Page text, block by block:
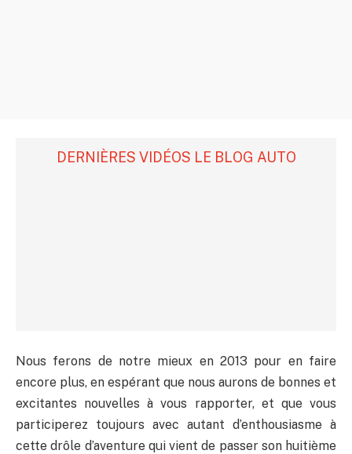
DERNIÈRES VIDÉOS LE BLOG AUTO
Nous ferons de notre mieux en 2013 pour en faire
encore plus, en espérant que nous aurons de bonnes et
excitantes nouvelles à vous rapporter, et que vous
participerez toujours avec autant d’enthousiasme à
cette drôle d’aventure qui vient de passer son huitième